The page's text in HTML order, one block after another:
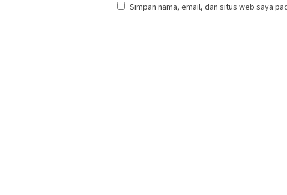
Simpan nama, email, dan situs web saya